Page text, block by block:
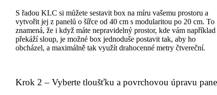
S řadou KLC si můžete sestavit box na míru vašemu prostoru a
vytvořit jej z panelů o šířce od 40 cm s modularitou po 20 cm. To
znamená, že i když máte nepravidelný prostor, kde vám například
překáží sloup, je možné box jednoduše postavit tak, aby ho
obcházel, a maximálně tak využít drahocenné metry čtvereční.
Krok 2 – Vyberte tloušťku a povrchovou úpravu